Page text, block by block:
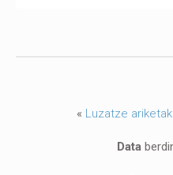
« Luzatze ariketak
Data